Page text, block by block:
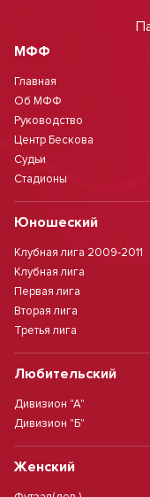
МФФ
Главная
Об МФФ
Руководство
Центр Бескова
Судьи
Стадионы
Юношеский
Клубная лига 2009-2011
Клубная лига
Первая лига
Вторая лига
Третья лига
Любительский
Дивизион "А"
Дивизион "Б"
Женский